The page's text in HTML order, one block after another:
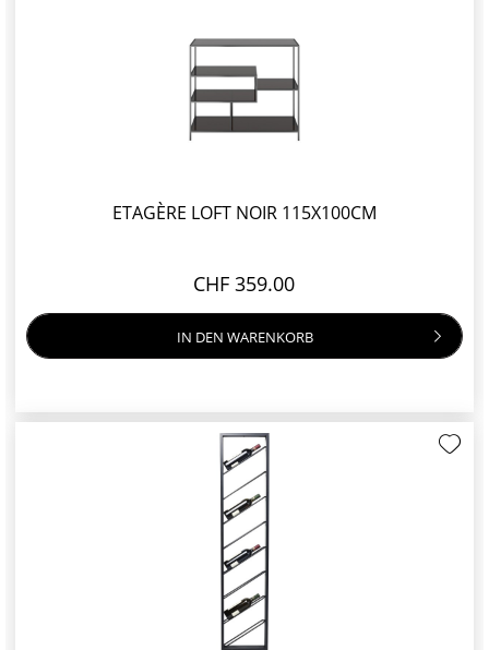
ETAGÈRE LOFT NOIR 115X100CM
CHF 359.00
IN DEN WARENKORB